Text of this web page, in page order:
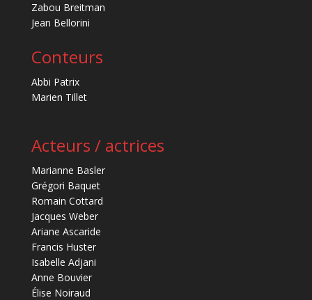
Zabou Breitman
Jean Bellorini
Conteurs
Abbi Patrix
Marien Tillet
Acteurs / actrices
Marianne Basler
Grégori Baquet
Romain Cottard
Jacques Weber
Ariane Ascaride
Francis Huster
Isabelle Adjani
Anne Bouvier
Élise Noiraud